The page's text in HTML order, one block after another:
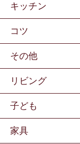
キッチン
コツ
その他
リビング
子ども
家具